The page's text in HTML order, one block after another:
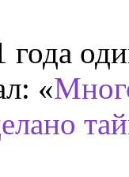
«